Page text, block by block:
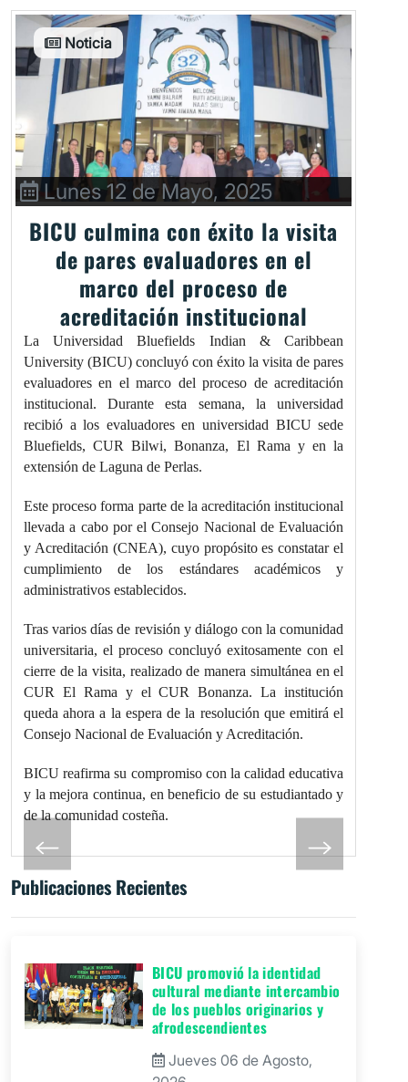
Noticia
Lunes 12 de Mayo, 2025
BICU culmina con éxito la visita
de pares evaluadores en el
marco del proceso de
acreditación institucional
La Universidad Bluefields Indian & Caribbean
University (BICU) concluyó con éxito la visita de pares
evaluadores en el marco del proceso de acreditación
institucional. Durante esta semana, la universidad
recibió a los evaluadores en universidad BICU sede
Bluefields, CUR Bilwi, Bonanza, El Rama y en la
extensión de Laguna de Perlas.
Este proceso forma parte de la acreditación institucional
llevada a cabo por el Consejo Nacional de Evaluación
y Acreditación (CNEA), cuyo propósito es constatar el
cumplimiento de los estándares académicos y
administrativos establecidos.
Tras varios días de revisión y diálogo con la comunidad
universitaria, el proceso concluyó exitosamente con el
cierre de la visita, realizado de manera simultánea en el
CUR El Rama y el CUR Bonanza. La institución
queda ahora a la espera de la resolución que emitirá el
Consejo Nacional de Evaluación y Acreditación.
BICU reafirma su compromiso con la calidad educativa
y la mejora continua, en beneficio de su estudiantado y
de la comunidad costeña.
Publicaciones Recientes
BICU promovió la identidad
cultural mediante intercambio
de los pueblos originarios y
afrodescendientes
Jueves 06 de Agosto,